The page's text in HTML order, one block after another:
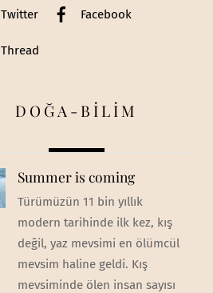
Twitter Facebook
Thread
DOĞA-BİLİM
Summer is coming
Türümüzün 11 bin yıllık
modern tarihinde ilk kez, kış
değil, yaz mevsimi en ölümcül
mevsim haline geldi. Kış
mevsiminde ölen insan sayısı